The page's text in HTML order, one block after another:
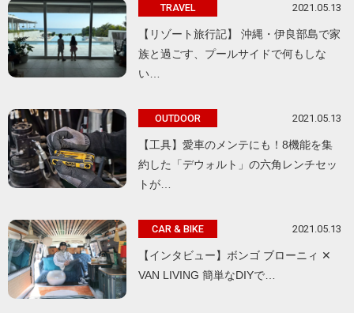
TRAVEL 2021.05.13
【リゾート旅行記】 沖縄・伊良部島で家
族と過ごす、プールサイドで何もしな
い…
OUTDOOR 2021.05.13
【工具】愛車のメンテにも！8機能を集
約した「デウォルト」の六角レンチセッ
トが…
CAR & BIKE 2021.05.13
【インタビュー】ボンゴ ブローニィ ✕
VAN LIVING 簡単なDIYで…